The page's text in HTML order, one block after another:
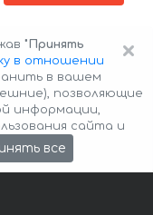
Cookie Policy
×
"Принять
в отношении
в вашем
позволяющие
информации,
сайта и
все